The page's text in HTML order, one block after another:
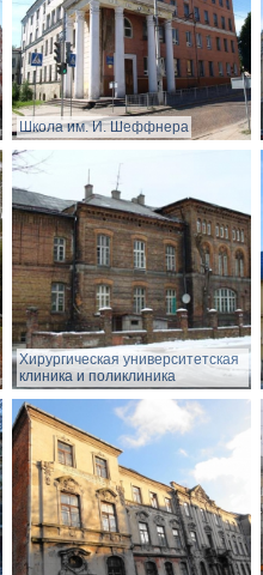
Школа им. И. Шеффнера
Хирургическая университетская
клиника и поликлиника